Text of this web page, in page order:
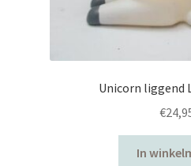
Unicorn liggend
€
In